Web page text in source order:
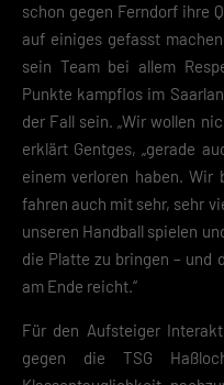
schon gegen Ferndorf ihre
auf einiges gefasst
sein Team bei allem
Punkte kampflos im
der Fall sein. „Wir wollen
erklärt Gentges, „gerade
einem verloren haben. Wir
fahren auch mit sehr, sehr
unseren Handball spielen
die Platte zu bringen – und
am Ende reicht.“
Für den Aufsteiger
gegen die TSG
Essenzielle Cookies
einwandfreie Funktion der
Cookie-